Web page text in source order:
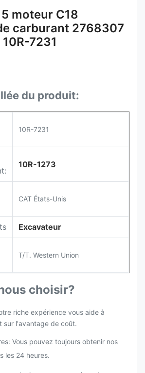
moteur C18
carburant 2768307
7231
du produit:
10R-7231
10R-1273
CAT États-Unis
Excavateur
T/T. Western Union
choisir?
riche expérience vous aide à
sur l'avantage de coût.
Vous pouvez toujours obtenir nos
les 24 heures.